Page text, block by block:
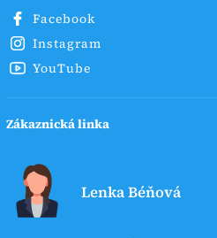
Facebook
Instagram
YouTube
Zákaznická linka
Lenka Béňová